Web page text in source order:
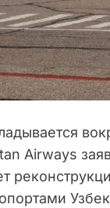
Airways